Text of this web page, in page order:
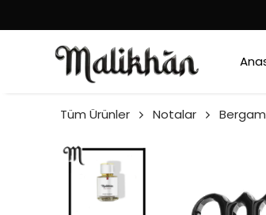
Tüm Ürünler Notalar